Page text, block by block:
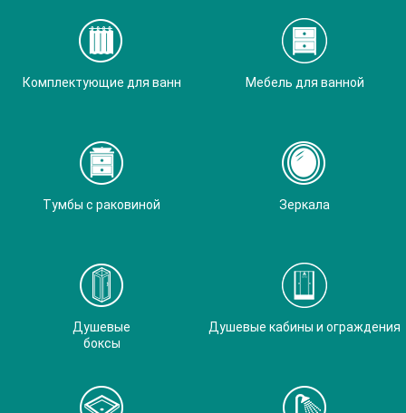
Комплектующие для ванн Мебель для ванной
Тумбы с раковиной Зеркала
Душевые
боксы
Душевые кабины и ограждения